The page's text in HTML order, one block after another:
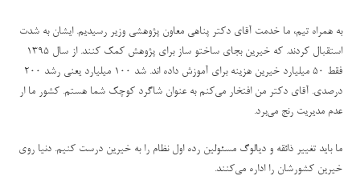
به همراه تیم، ما خدمت آقای دکتر پناهی معاون پژوهشی وزیر رسیدیم. ایشان به شدت
استقبال کردند. که خیرین بجای ساختو ساز برای پژوهش کمک کنند. از سال ۱۳۹۵
فقط ۵۰ میلیارد خیرین هزینه برای آموزش داده اند. شد ۱۰۰ میلیارد یعنی رشد ۲۰۰
درصدی. آقای دکتر من افتخار می‌کنم به عنوان شاگرد کوچک شما هستم. کشور ما ار
عدم مدیریت رنج می‌برد.
ما باید تغییر ذائقه و دیالوگ مسئولین رده اول نظام را به خیرین درست کنیم. دنیا روی
خیرین کشورشان را اداره می‌کنند.